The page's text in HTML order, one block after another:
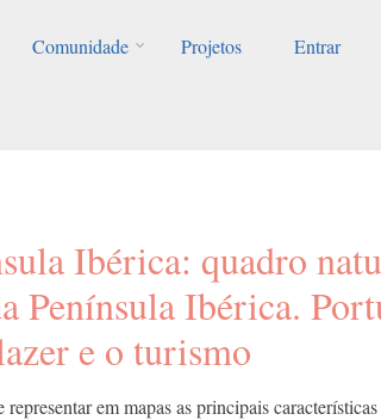
Comunidade Projetos Entrar
Ibérica: quadro
Península Ibérica.
e o turismo
representar em mapas as principais